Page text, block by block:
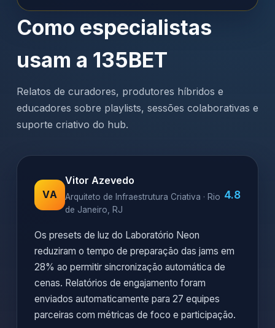
Como especialistas
usam a 135BET
Relatos de curadores, produtores híbridos e
educadores sobre playlists, sessões colaborativas e
suporte criativo do hub.
VA
Vitor Azevedo
Arquiteto de Infraestrutura Criativa · Rio
de Janeiro, RJ
4.8
Os presets de luz do Laboratório Neon
reduziram o tempo de preparação das jams em
28% ao permitir sincronização automática de
cenas. Relatórios de engajamento foram
enviados automaticamente para 27 equipes
parceiras com métricas de foco e participação.